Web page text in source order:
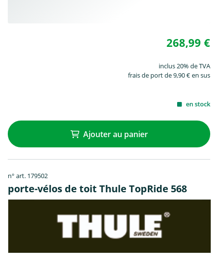
268,99 €
inclus 20% de TVA
frais de port de 9,90 € en sus
en stock
Ajouter au panier
n° art. 179502
porte-vélos de toit Thule TopRide 568